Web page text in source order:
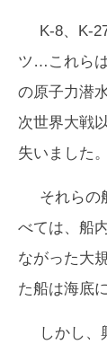
K-8、K-
ツ…これら
の原子力潜
次世界大戦
失いました。
それらの
べては、船
ながった大
た船は海底
しかし、